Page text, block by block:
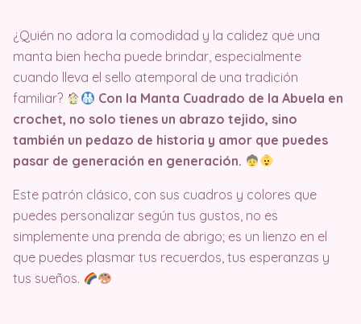
¿Quién no adora la comodidad y la calidez que una
manta bien hecha puede brindar, especialmente
cuando lleva el sello atemporal de una tradición
familiar?
Con la Manta Cuadrado de la Abuela en
crochet, no solo tienes un abrazo tejido, sino
también un pedazo de historia y amor que puedes
pasar de generación en generación.
Este patrón clásico, con sus cuadros y colores que
puedes personalizar según tus gustos, no es
simplemente una prenda de abrigo; es un lienzo en el
que puedes plasmar tus recuerdos, tus esperanzas y
tus sueños.